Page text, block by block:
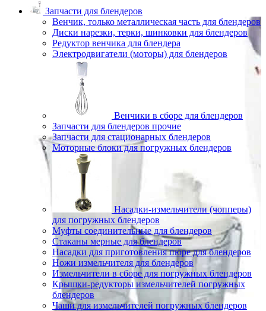
Запчасти для блендеров
Венчик, только металлическая часть для блендеров
Диски нарезки, терки, шинковки для блендеров
Редуктор венчика для блендера
Электродвигатели (моторы) для блендеров
Венчики в сборе для блендеров
Запчасти для блендеров прочие
Запчасти для стационарных блендеров
Моторные блоки для погружных блендеров
Насадки-измельчители (чопперы)
для погружных блендеров
Муфты соединительные для блендеров
Стаканы мерные для блендеров
Насадки для приготовления пюре для блендеров
Ножи измельчителя для блендеров
Измельчители в сборе для погружных блендеров
Крышки-редукторы измельчителей погружных
блендеров
Чаши для измельчителей погружных блендеров